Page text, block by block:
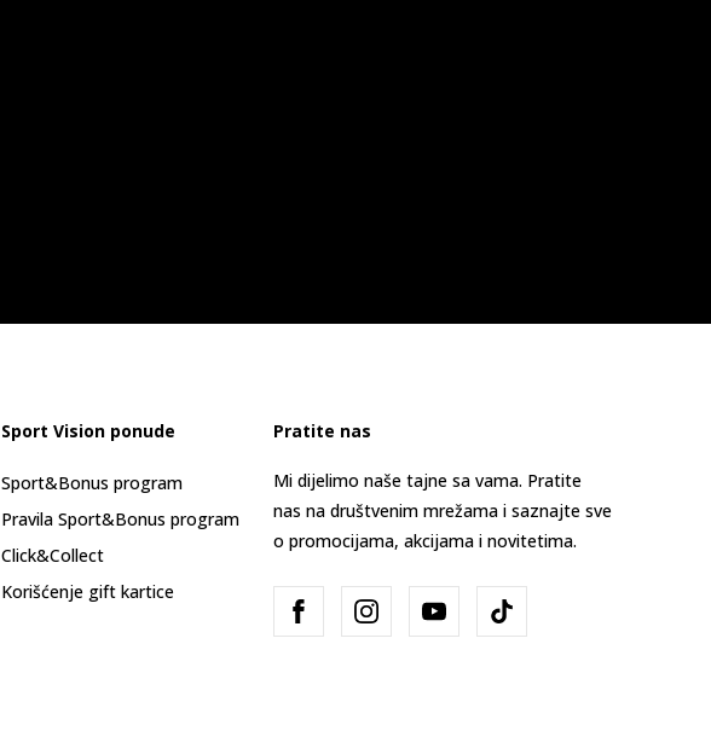
Sport Vision ponude
Sport&Bonus program
Pravila Sport&Bonus program
Click&Collect
Korišćenje gift kartice
Pratite nas
Mi dijelimo naše tajne sa vama. Pratite
nas na društvenim mrežama i saznajte sve
o promocijama, akcijama i novitetima.